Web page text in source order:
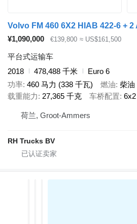
Volvo FM 460 6X2 HIAB 422-6 +
¥1,090,000
€139,800 ≈ US$161,500
平台式运输车
2018
478,488 千米
Euro 6
功率 460 马力 (338 千瓦) 燃油 柴油
载重能力
27,365 千克 车桥配置 6x2
荷兰, Groot-Ammers
RH Trucks BV